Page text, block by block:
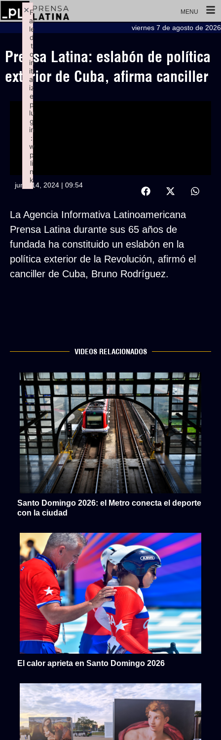
MENU
viernes 7 de agosto de 2026
Prensa Latina: eslabón de política
exterior de Cuba, afirma canciller
junio 14, 2024 | 09:54
La Agencia Informativa Latinoamericana
Prensa Latina durante sus 65 años de
fundada ha constituido un eslabón en la
política exterior de la Revolución, afirmó el
canciller de Cuba, Bruno Rodríguez.
VIDEOS RELACIONADOS
Santo Domingo 2026: el Metro conecta el deporte
con la ciudad
El calor aprieta en Santo Domingo 2026
F
ai
le
d
t
o
in
iti
al
iz
e
p
lu
g
in
:
w
p
li
n
k
×
Failed to initialize plugin: wplink